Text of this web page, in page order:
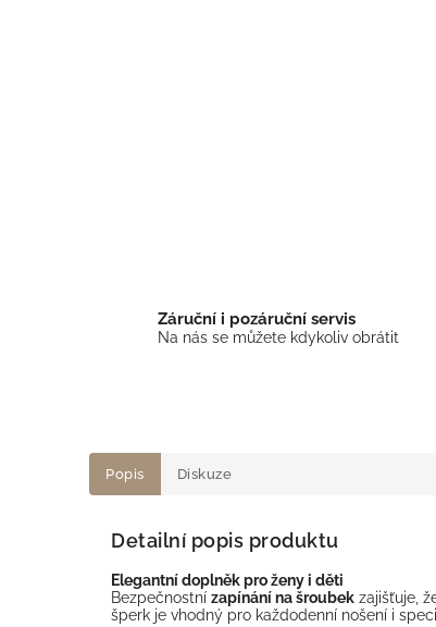
Záruční i pozáruční servis
Na nás se můžete kdykoliv obrátit
Popis Diskuze
Detailní popis produktu
Elegantní doplněk pro ženy i děti
Bezpečnostní zapínání na šroubek zajišťuje,
šperk je vhodný pro každodenní nošení i